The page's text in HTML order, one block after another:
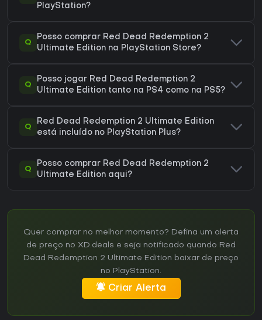
PlayStation?
Q
Posso comprar Red Dead Redemption 2
Ultimate Edition na PlayStation Store?
Q
Posso jogar Red Dead Redemption 2
Ultimate Edition tanto na PS4 como na PS5?
Q
Red Dead Redemption 2 Ultimate Edition
está incluído no PlayStation Plus?
Q
Posso comprar Red Dead Redemption 2
Ultimate Edition aqui?
Quer comprar no melhor momento? Defina um alerta
de preço no XD.deals e seja notificado quando Red
Dead Redemption 2 Ultimate Edition baixar de preço
no PlayStation.
Criar Alerta